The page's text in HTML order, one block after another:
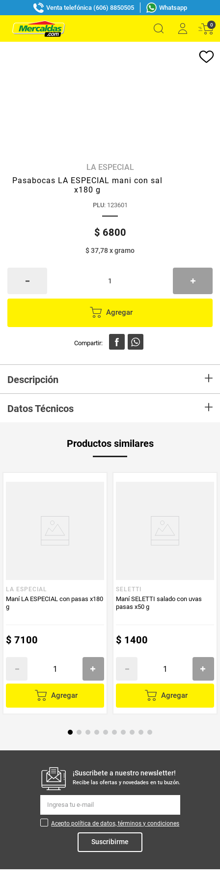
Venta telefónica (606) 8850505 Whatsapp
0
LA ESPECIAL
Pasabocas LA ESPECIAL mani con sal
x180 g
PLU: 123601
$ 6800
$ 37,78xgramo
Agregar
Descripción +
Datos Técnicos +
PUM - Unidad
de Medida
Productos similares
LA ESPECIAL
Maní LA ESPECIAL con pasas x180
g
$ 7100
Agregar
SELETTI
Maní SELETTI salado con uvas
pasas x50 g
$ 1400
Agregar
¡Suscribete a nuestro newsletter!
Recibe las ofertas y novedades en tu buzón.
Acepto política de datos, términos y condiciones
Suscribirme